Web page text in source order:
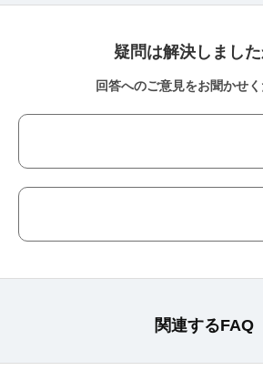
疑問は解決しました
回答へのご意見をお聞かせく
関連するFAQ